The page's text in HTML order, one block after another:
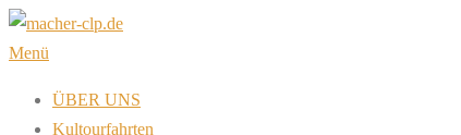
Zum
Inhalt
Menü
ÜBER UNS
Kultourfahrten